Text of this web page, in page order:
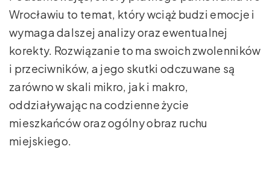
Wrocławiu to temat, który wciąż budzi emocje i
wymaga dalszej analizy oraz ewentualnej
korekty. Rozwiązanie to ma swoich zwolenników
i przeciwników, a jego skutki odczuwane są
zarówno w skali mikro, jak i makro,
oddziaływając na codzienne życie
mieszkańców oraz ogólny obraz ruchu
miejskiego.